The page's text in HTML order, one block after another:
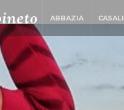
ABBAZIA CASALI